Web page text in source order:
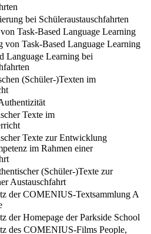
ein Modell für
bei Schüleraustauschfahrten
Task-Based Language Learning
von Task-Based Language Learning
Language Learning bei
(Schüler-)Texten im
Texte im
Texte zur Entwicklung
im Rahmen einer
(Schüler-)Texte zur
Austauschfahrt
der COMENIUS-Textsammlung A
der Homepage der Parkside School